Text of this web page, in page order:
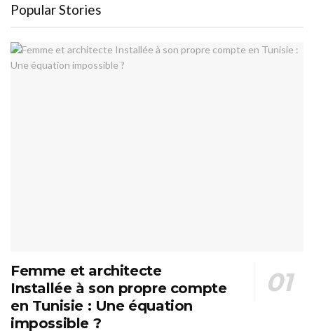
Popular Stories
Femme et architecte
Installée à son propre compte
en Tunisie : Une équation
impossible ?